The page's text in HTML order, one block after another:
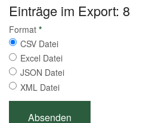
Einträge im Export: 8
Format *
CSV Datei
Excel Datei
JSON Datei
XML Datei